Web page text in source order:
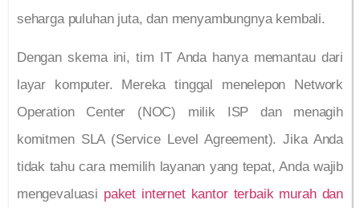
seharga puluhan juta, dan menyambungnya kembali.
Dengan skema ini, tim IT Anda hanya memantau dari
layar komputer. Mereka tinggal menelepon Network
Operation Center (NOC) milik ISP dan menagih
komitmen SLA (Service Level Agreement). Jika Anda
tidak tahu cara memilih layanan yang tepat, Anda wajib
mengevaluasi paket internet kantor terbaik murah dan